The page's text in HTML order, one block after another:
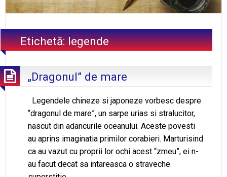
Etichetă:legende
„Dragonul” de mare
Legendele chineze si japoneze vorbesc despre
“dragonul de mare”, un sarpe urias si stralucitor,
nascut din adancurile oceanului. Aceste povesti
au aprins imaginatia primilor corabieri. Marturisind
ca au vazut cu proprii lor ochi acest “zmeu”, ei n-
au facut decat sa intareasca o straveche